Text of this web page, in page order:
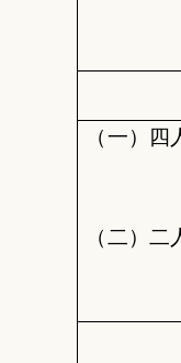
（一）四
（二）二